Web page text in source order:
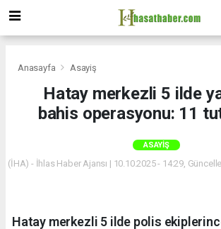
Anasayfa Asayiş
Hatay merkezli 5 ilde
bahis operasyonu: 11
ASAYIŞ
(İHA) - İhlas Haber Ajansı | 10.10.2025 - 14:29,
Hatay merkezli 5 ilde polis